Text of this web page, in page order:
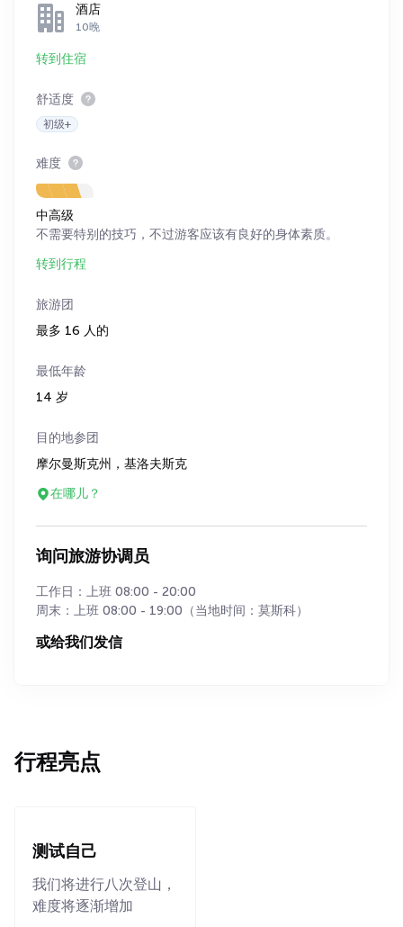
酒店
10晚
转到住宿
舒适度
初级+
难度
中高级
不需要特别的技巧，不过游客应该有良好的身体素质。
转到行程
旅游团
最多 16 人的
最低年龄
14 岁
目的地参团
摩尔曼斯克州，基洛夫斯克
在哪儿？
询问旅游协调员
工作日：上班 08:00 - 20:00
周末：上班 08:00 - 19:00（当地时间：莫斯科）
或给我们发信
行程亮点
测试自己
我们将进行八次登山，
难度将逐渐增加